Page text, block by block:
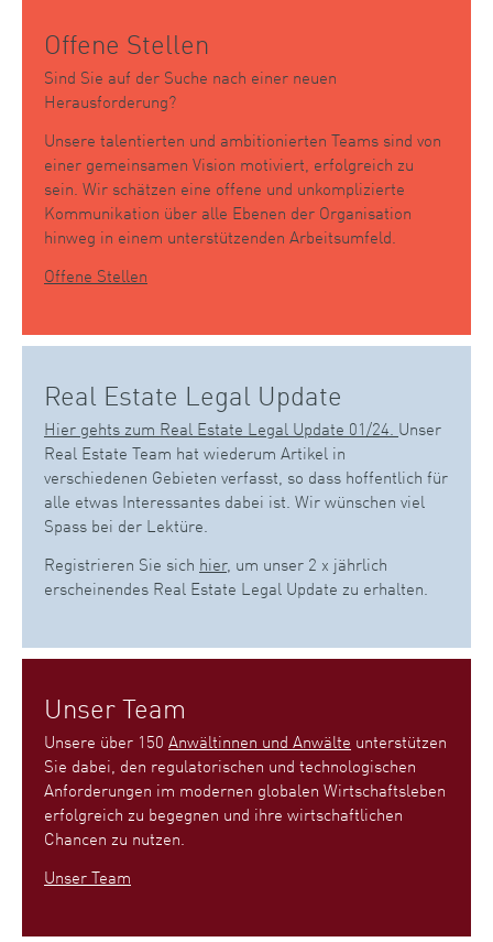
Offene Stellen
Sind Sie auf der Suche nach einer neuen
Herausforderung?
Unsere talentierten und ambitionierten Teams sind von
einer gemeinsamen Vision motiviert, erfolgreich zu
sein. Wir schätzen eine offene und unkomplizierte
Kommunikation über alle Ebenen der Organisation
hinweg in einem unterstützenden Arbeitsumfeld.
Offene Stellen
Real Estate Legal Update
Hier gehts zum Real Estate Legal Update 01/24. Unser
Real Estate Team hat wiederum Artikel in
verschiedenen Gebieten verfasst, so dass hoffentlich für
alle etwas Interessantes dabei ist. Wir wünschen viel
Spass bei der Lektüre.
Registrieren Sie sich hier, um unser 2 x jährlich
erscheinendes Real Estate Legal Update zu erhalten.
Unser Team
Unsere über 150 Anwältinnen und Anwälte unterstützen
Sie dabei, den regulatorischen und technologischen
Anforderungen im modernen globalen Wirtschaftsleben
erfolgreich zu begegnen und ihre wirtschaftlichen
Chancen zu nutzen.
Unser Team